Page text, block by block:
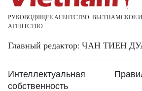
РУКОВОДЯЩЕЕ АГЕНТСТВО:
АГЕНТСТВО
Главный редактор: ЧАН ТИЕН
Интеллектуальная
собственность